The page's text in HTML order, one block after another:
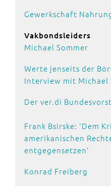
Gewerkschaft
Vakbondsleiders
Michael Sommer
Werte jenseits der
Interview mit Michael
Der ver.di
Frank Bsirske: 'Dem
amerikanischen
entgegensetzen'
Konrad Freiberg